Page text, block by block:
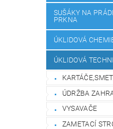
SUŠÁKY NA
PRKNA
ÚKLIDOVÁ
ÚKLIDOVÁ
ÚDRŽBA
VYSAVAČE
ZAMETACÍ